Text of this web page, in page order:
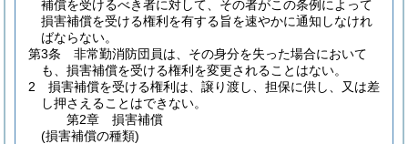
補償を受けるべき者に対して、その者がこの条例によって
損害補償を受ける権利を有する旨を速やかに通知しなけれ
ばならない。
第3条
非常勤消防団員は、その身分を失った場合において
も、損害補償を受ける権利を変更されることはない。
2
損害補償を受ける権利は、譲り渡し、担保に供し、又は差
し押さえることはできない。
第2章
損害補償
(損害補償の種類)